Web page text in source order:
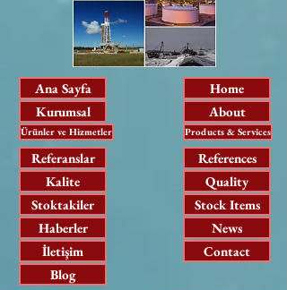
Ana Sayfa
Kurumsal
Ürünler ve Hizmetler
Referanslar
Kalite
Stoktakiler
Haberler
İletişim
Home
About
Products & Services
References
Quality
Stock Items
News
Contact
Blog